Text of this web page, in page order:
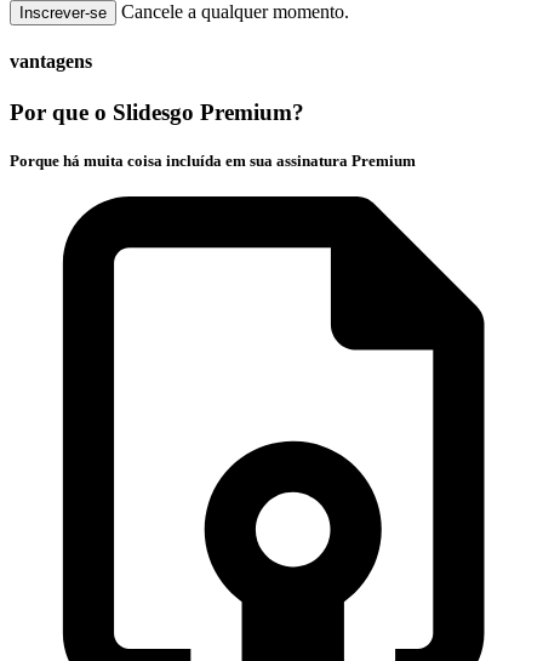
Inscrever-se Cancele a qualquer momento.
vantagens
Por que o Slidesgo Premium?
Porque há muita coisa incluída em sua assinatura Premium